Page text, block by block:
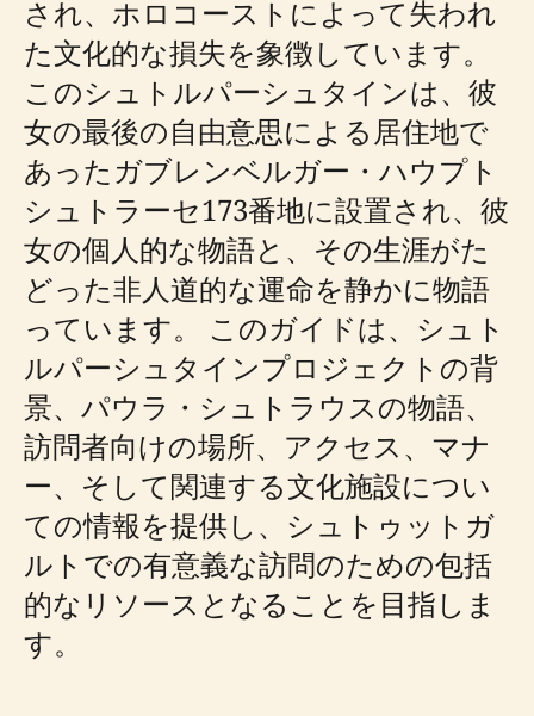
され、ホロコーストによって失われ
た文化的な損失を象徴しています。
このシュトルパーシュタインは、彼
女の最後の自由意思による居住地で
あったガブレンベルガー・ハウプト
シュトラーセ173番地に設置され、彼
女の個人的な物語と、その生涯がた
どった非人道的な運命を静かに物語
っています。 このガイドは、シュト
ルパーシュタインプロジェクトの背
景、パウラ・シュトラウスの物語、
訪問者向けの場所、アクセス、マナ
ー、そして関連する文化施設につい
ての情報を提供し、シュトゥットガ
ルトでの有意義な訪問のための包括
的なリソースとなることを目指しま
す。